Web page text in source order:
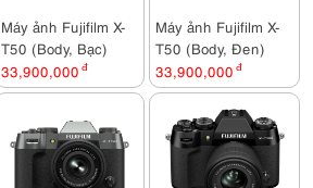
Máy ảnh Fujifilm X-
T50 (Body, Bạc)
33,900,000 đ
Máy ảnh Fujifilm X-
T50 (Body, Đen)
33,900,000 đ